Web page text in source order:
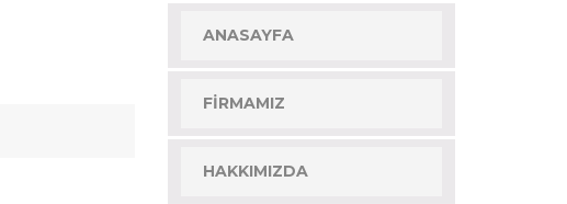
ANASAYFA
FIRMAMIZ
HAKKIMIZDA